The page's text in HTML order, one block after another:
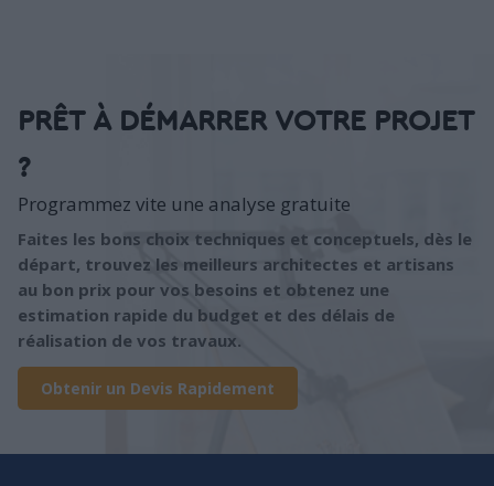
PRÊT À DÉMARRER VOTRE PROJET
?
Programmez vite une analyse gratuite
Faites les bons choix techniques et conceptuels, dès le
départ, trouvez les meilleurs architectes et artisans
au bon prix pour vos besoins et obtenez une
estimation rapide du budget et des délais de
réalisation de vos travaux.
Obtenir un Devis Rapidement